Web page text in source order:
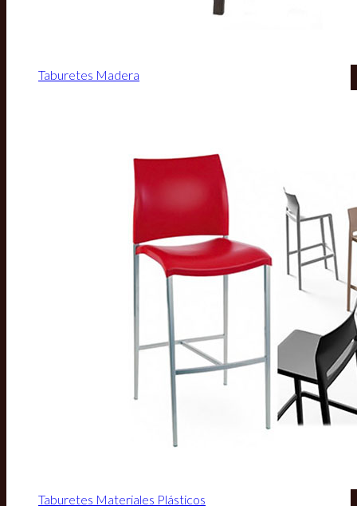
Taburetes Madera
Taburetes Materiales Plásticos